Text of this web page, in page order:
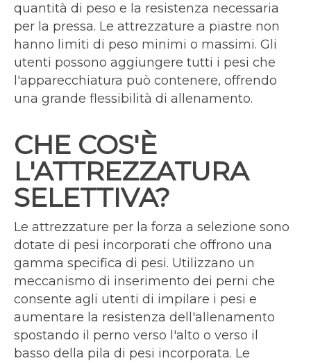
quantità di peso e la resistenza necessaria
per la pressa. Le attrezzature a piastre non
hanno limiti di peso minimi o massimi. Gli
utenti possono aggiungere tutti i pesi che
l'apparecchiatura può contenere, offrendo
una grande flessibilità di allenamento.
CHE COS'È
L'ATTREZZATURA
SELETTIVA?
Le attrezzature per la forza a selezione sono
dotate di pesi incorporati che offrono una
gamma specifica di pesi. Utilizzano un
meccanismo di inserimento dei perni che
consente agli utenti di impilare i pesi e
aumentare la resistenza dell'allenamento
spostando il perno verso l'alto o verso il
basso della pila di pesi incorporata. Le